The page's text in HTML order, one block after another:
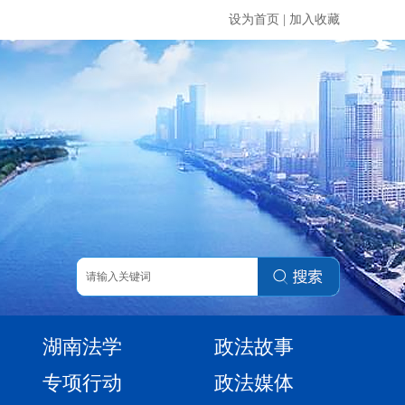
设为首页 加入收藏
湖南法学
政法故事
专项行动
政法媒体